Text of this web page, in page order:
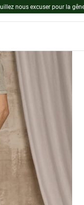
nous excuser pour la